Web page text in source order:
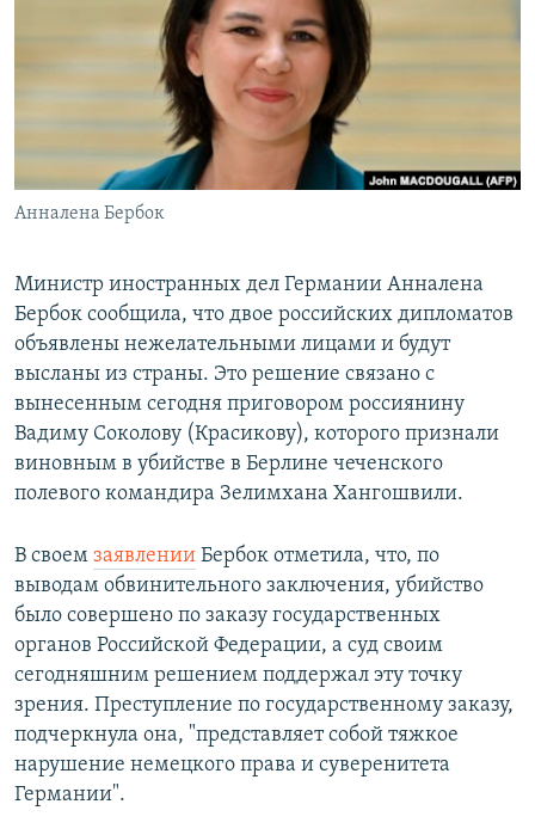
РАСПИСАНИЕ ВЕЩАНИЯ
ПОДПИШИТЕСЬ НА РАССЫЛКУ
СОЦИАЛЬНЫЕ СЕТИ
Все сайты РСЕ/РС
Анналена Бербок
Министр иностранных дел Германии Анналена
Бербок сообщила, что двое российских дипломатов
объявлены нежелательными лицами и будут
высланы из страны. Это решение связано с
вынесенным сегодня приговором россиянину
Вадиму Соколову (Красикову), которого признали
виновным в убийстве в Берлине чеченского
полевого командира Зелимхана Хангошвили.
В своем заявлении Бербок отметила, что, по
выводам обвинительного заключения, убийство
было совершено по заказу государственных
органов Российской Федерации, а суд своим
сегодняшним решением поддержал эту точку
зрения. Преступление по государственному заказу,
подчеркнула она, "представляет собой тяжкое
нарушение немецкого права и суверенитета
Германии".